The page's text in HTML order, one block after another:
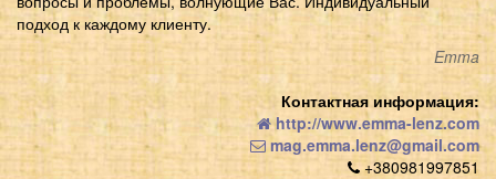
подход к каждому клиенту.
Emma
Контактная информация:
http://www.emma-lenz.com
mag.emma.lenz@gmail.com
+380981997851